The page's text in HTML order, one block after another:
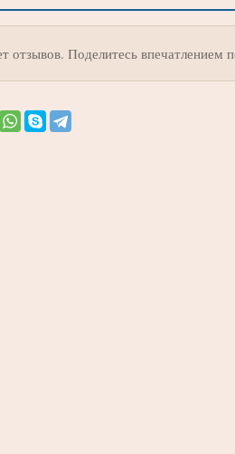
отзывов. Поделитесь впечатлением